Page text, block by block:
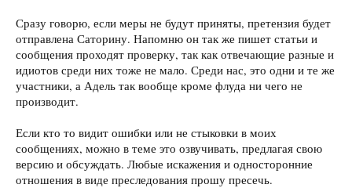
Сразу говорю, если меры не будут приняты, претензия будет
отправлена Саторину. Напомню он так же пишет статьи и
сообщения проходят проверку, так как отвечающие разные и
идиотов среди них тоже не мало. Среди нас, это одни и те же
участники, а Адель так вообще кроме флуда ни чего не
производит.
Если кто то видит ошибки или не стыковки в моих
сообщениях, можно в теме это озвучивать, предлагая свою
версию и обсуждать. Любые искажения и односторонние
отношения в виде преследования прошу пресечь.